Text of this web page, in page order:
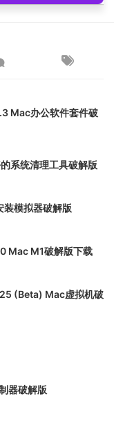
Mac办公软件套件破
系统清理工具破解版
模拟器破解版
Mac M1破解版下载
(Beta) Mac虚拟机破
器破解版